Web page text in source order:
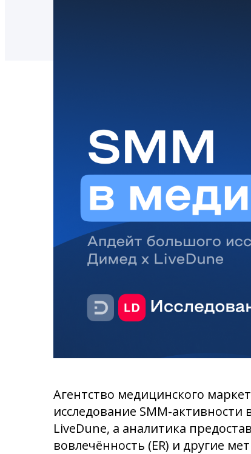
Агентство медицинского
исследование SMM-
LiveDune, а аналитика
вовлечённость (ER) и другие